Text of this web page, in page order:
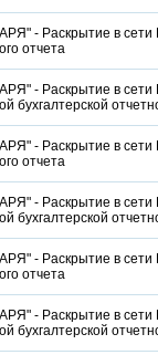
- Раскрытие в сети
отчета
- Раскрытие в сети
бухгалтерской
- Раскрытие в сети
отчета
- Раскрытие в сети
бухгалтерской
- Раскрытие в сети
отчета
- Раскрытие в сети
бухгалтерской